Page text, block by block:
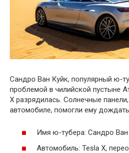
Сандро Ван Куйк, популярный ю-
проблемой в чилийской пустыне
X разрядилась. Солнечные
автомобиле, помогли ему
Имя ю-тубера: Сандро Ван
Автомобиль: Tesla X,